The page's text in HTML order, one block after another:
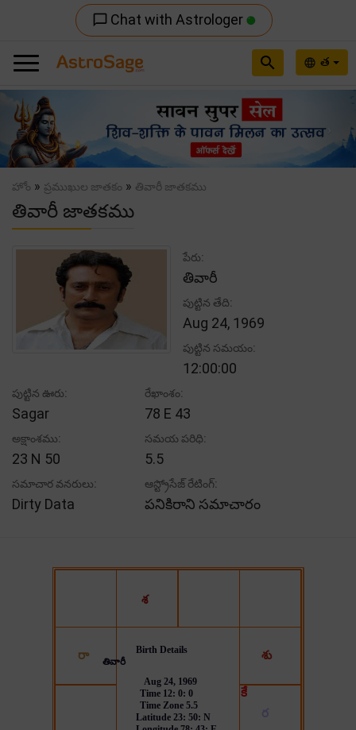
chat_bubble_outline Chat with Astrologer
language త
search
Previous
హోం » ప్రముఖుల జాతకం » తివారీ జాతకము
తివారీ జాతకము
పేరు:
తివారీ
పుట్టిన తేది:
Aug 24, 1969
పుట్టిన సమయం:
12:00:00
పుట్టిన ఊరు:
Sagar
రేఖాంశం:
78 E 43
అక్షాంశము:
23 N 50
సమయ పరిధి:
5.5
సమాచార వనరులు:
Dirty Data
ఆస్ట్రోసేజ్ రేటింగ్:
పనికిరాని సమాచారం